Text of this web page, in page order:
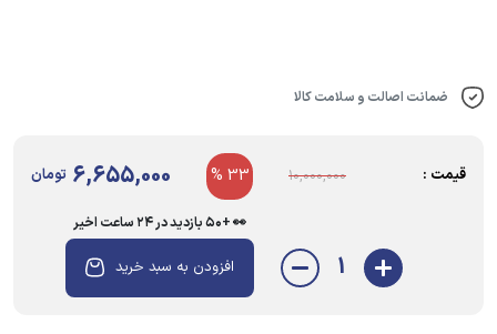
ضمانت اصالت و سلامت کالا
قیمت : 10,000,000
33 %
6,655,000 تومان
1
👀 +۵۰ بازدید در ۲۴ ساعت اخیر
افزودن به سبد خرید